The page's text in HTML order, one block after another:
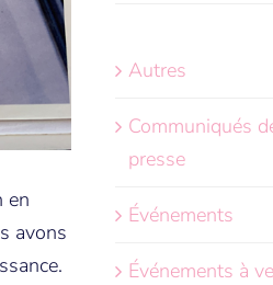
en
avons
Autres
Communiqués
presse
Événements
Événements à